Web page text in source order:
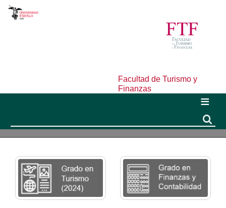
Facultad de Turismo y
Finanzas